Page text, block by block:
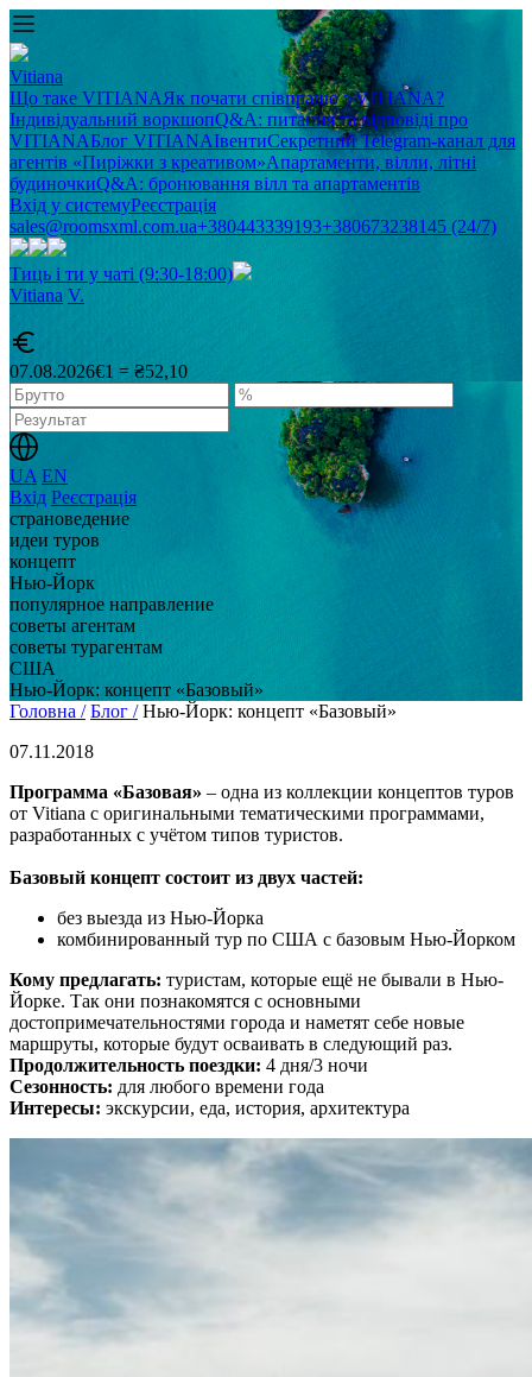
Vitiana
Що таке VITIANAЯк почати співпрацю з VITIANA?
Індивідуальний воркшопQ&A: питання та відповіді про
VITIANAБлог VITIANAІвентиСекретний Telegram-канал для
агентів «Пиріжки з креативом»Апартаменти, вілли, літні
будиночкиQ&A: бронювання вілл та апартаментів
Вхід у системуРеєстрація
sales@roomsxml.com.ua+380443339193+380673238145 (24/7)
Тиць і ти у чаті (9:30-18:00)
Vitiana V.
07.08.2026€1 = ₴52,10
UA EN
Вхід Реєстрація
cтрановедение
идеи туров
концепт
Нью-Йорк
популярное направление
советы агентам
советы турагентам
США
Нью-Йорк: концепт «Базовый»
Головна / Блог / Нью-Йорк: концепт «Базовый»
07.11.2018
Программа «Базовая» – одна из коллекции концептов туров
от Vitiana с оригинальными тематическими программами,
разработанных с учётом типов туристов.
Базовый концепт состоит из двух частей:
без выезда из Нью-Йорка
комбинированный тур по США с базовым Нью-Йорком
Кому предлагать: туристам, которые ещё не бывали в Нью-
Йорке. Так они познакомятся с основными
достопримечательностями города и наметят себе новые
маршруты, которые будут осваивать в следующий раз.
Продолжительность поездки: 4 дня/3 ночи
Сезонность: для любого времени года
Интересы: экскурсии, еда, история, архитектура